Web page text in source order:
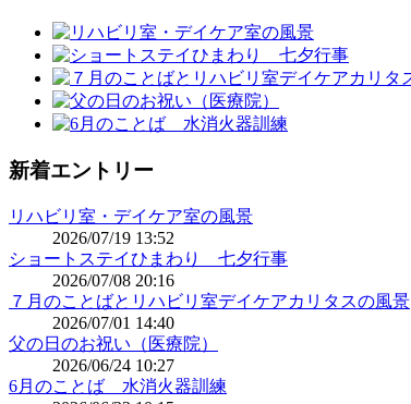
新着エントリー
リハビリ室・デイケア室の風景
2026/07/19 13:52
ショートステイひまわり 七夕行事
2026/07/08 20:16
７月のことばとリハビリ室デイケアカリタスの風景
2026/07/01 14:40
父の日のお祝い（医療院）
2026/06/24 10:27
6月のことば 水消火器訓練